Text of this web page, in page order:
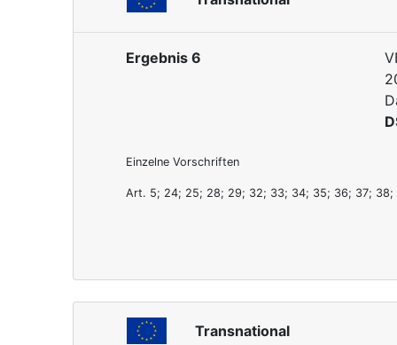
Ergebnis 6
Einzelne Vorschriften
Art. 5; 24; 25; 28; 29; 32; 33; 34; 35; 36; 37;
Transnational